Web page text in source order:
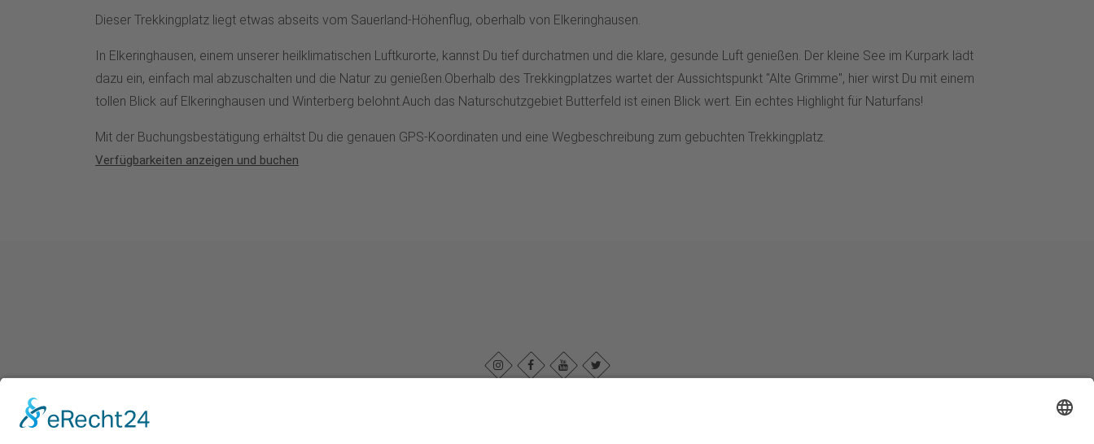
Dieser Trekkingplatz liegt etwas abseits vom Sauerland-Höhenflug, oberhalb von Elkeringhausen.
In Elkeringhausen, einem unserer heilklimatischen Luftkurorte, kannst Du tief durchatmen und die klare, gesunde Luft genießen. Der kleine See im Kurpark lädt
dazu ein, einfach mal abzuschalten und die Natur zu genießen.Oberhalb des Trekkingplatzes wartet der Aussichtspunkt "Alte Grimme", hier wirst Du mit einem
tollen Blick auf Elkeringhausen und Winterberg belohnt.Auch das Naturschutzgebiet Butterfeld ist einen Blick wert. Ein echtes Highlight für Naturfans!
Mit der Buchungsbestätigung erhältst Du die genauen GPS-Koordinaten und eine Wegbeschreibung zum gebuchten Trekkingplatz.
Verfügbarkeiten anzeigen und buchen